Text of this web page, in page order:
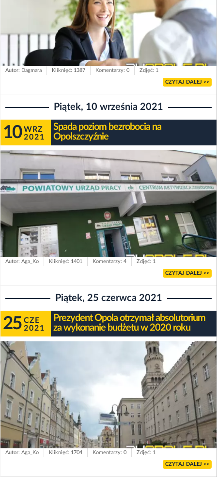
Autor: Dagmara Kliknięć: 1387 Komentarzy: 0 Zdjęć: 1
CZYTAJ DALEJ >>
Piątek, 10 września 2021
10 WRZ
2021
Spada poziom bezrobocia na
Opolszczyźnie
Autor: Aga_Ko Kliknięć: 1401 Komentarzy: 4 Zdjęć: 1
CZYTAJ DALEJ >>
Piątek, 25 czerwca 2021
25 CZE
2021
Prezydent Opola otrzymał absolutorium
za wykonanie budżetu w 2020 roku
Autor: Aga_Ko Kliknięć: 1704 Komentarzy: 0 Zdjęć: 1
CZYTAJ DALEJ >>